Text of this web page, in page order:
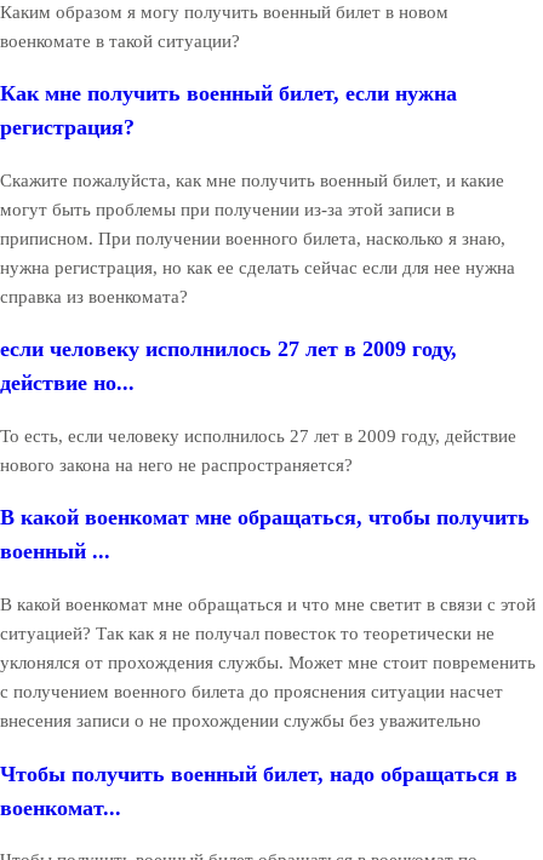
Каким образом я могу получить военный билет в новом
военкомате в такой ситуации?
Как мне получить военный билет, если нужна
регистрация?
Скажите пожалуйста, как мне получить военный билет, и какие
могут быть проблемы при получении из-за этой записи в
приписном. При получении военного билета, насколько я знаю,
нужна регистрация, но как ее сделать сейчас если для нее нужна
справка из военкомата?
если человеку исполнилось 27 лет в 2009 году,
действие но...
То есть, если человеку исполнилось 27 лет в 2009 году, действие
нового закона на него не распространяется?
В какой военкомат мне обращаться, чтобы получить
военный ...
В какой военкомат мне обращаться и что мне светит в связи с этой
ситуацией? Так как я не получал повесток то теоретически не
уклонялся от прохождения службы. Может мне стоит повременить
с получением военного билета до прояснения ситуации насчет
внесения записи о не прохождении службы без уважительно
Чтобы получить военный билет, надо обращаться в
военкомат...